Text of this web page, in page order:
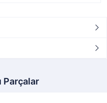
Parçalar